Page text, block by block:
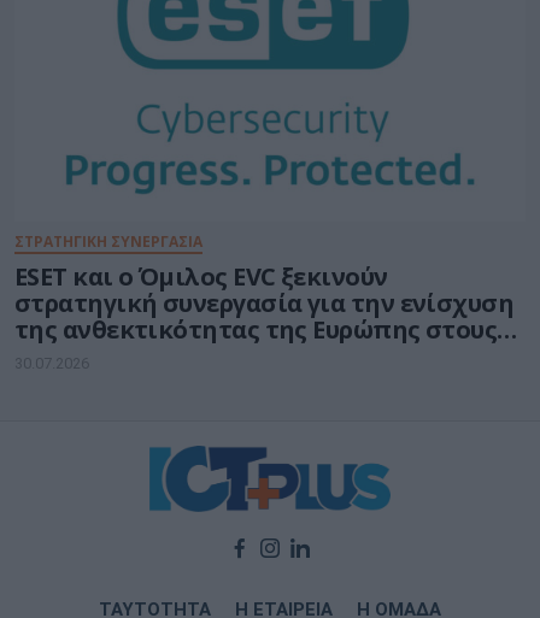
ΣΤΡΑΤΗΓΙΚΗ ΣΥΝΕΡΓΑΣΙΑ
ESET και ο Όμιλος EVC ξεκινούν
στρατηγική συνεργασία για την ενίσχυση
της ανθεκτικότητας της Ευρώπης στους
τομείς κυβερνοασφάλειας και ενέργειας
30.07.2026
ΤΑΥΤΟΤΗΤΑ Η ΕΤΑΙΡΕΙΑ Η ΟΜΑΔΑ